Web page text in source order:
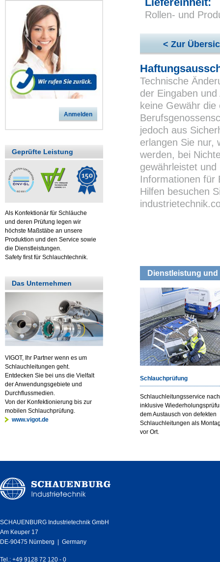
Rollen- und
< Zur
Technische
der Eingaben
keine Gewähr
jedoch aus
erlangen Sie nur,
werden, bei
gewährleistet
Informationen für
Hilfen besuchen
Dienstleistung
Schlauchprüfung
Schlauchleitungsservice
inklusive
dem Austausch von defekten
Schlauchleitungen als
vor Ort.
Anmelden
Geprüfte Leistung
Als Konfektionär für Schläuche
und deren Prüfung legen wir
höchste Maßstäbe an unsere
Produktion und den Service sowie
die Dienstleistungen.
Safety first für Schlauchtechnik.
Das Unternehmen
VIGOT, Ihr Partner wenn es um
Schlauchleitungen geht.
Entdecken Sie bei uns die Vielfalt
der Anwendungsgebiete und
Durchflussmedien.
Von der Konfektionierung bis zur
mobilen Schlauchprüfung.
www.vigot.de
SCHAUENBURG Industrietechnik GmbH
Am Keuper 17
DE-90475 Nürnberg | Germany
Tel.: +49 9128 72 120 - 0